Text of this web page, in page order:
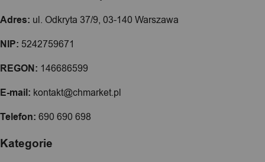
Adres: ul. Odkryta 37/9, 03-140 Warszawa
NIP: 5242759671
REGON: 146686599
E-mail: kontakt@chmarket.pl
Telefon: 690 690 698
Kategorie